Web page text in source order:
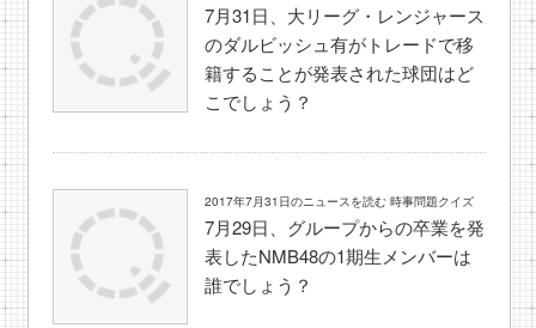
7月31日、大リーグ・レンジャース
のダルビッシュ有がトレードで移
籍することが発表された球団はど
こでしょう？
2017年7月31日のニュースを読む 時事問題クイズ
7月29日、グループからの卒業を発
表したNMB48の1期生メンバーは
誰でしょう？